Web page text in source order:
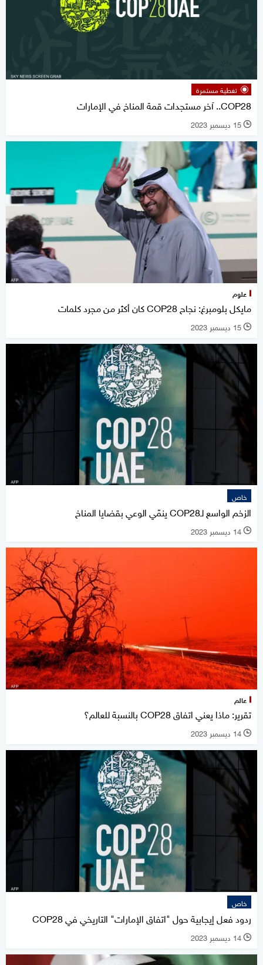
تغطية مستمرة
COP28.. آخر مستجدات قمة المناخ في الإمارات
l 15 ديسمبر 2023
علوم
مايكل بلومبرغ: نجاح COP28 كان أكثر من مجرد كلمات
l 15 ديسمبر 2023
خاص
الزخم الواسع لـCOP28 ينمّي الوعي بقضايا المناخ
l 14 ديسمبر 2023
عالم
تقرير: ماذا يعني اتفاق COP28 بالنسبة للعالم؟
l 14 ديسمبر 2023
خاص
ردود فعل إيجابية حول "اتفاق الإمارات" التاريخي في COP28
l 14 ديسمبر 2023